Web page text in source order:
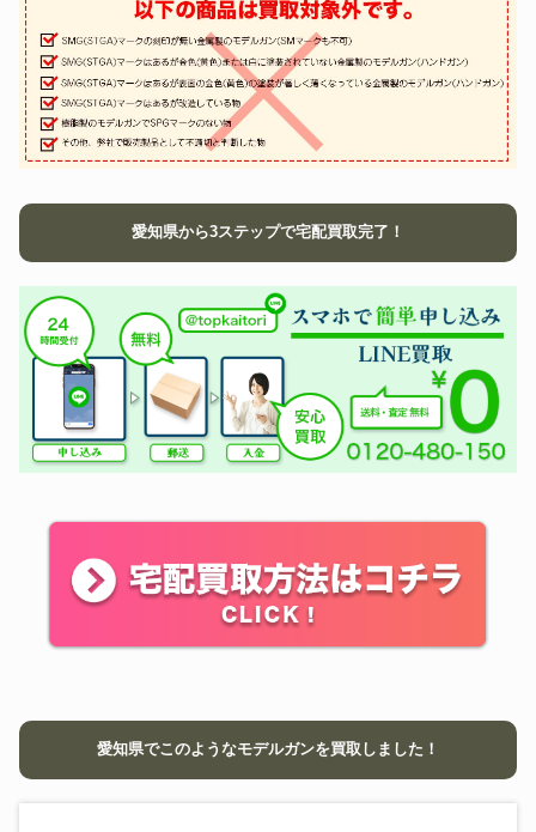
愛知県から3ステップで宅配買取完了！
愛知県でこのようなモデルガンを買取しました！